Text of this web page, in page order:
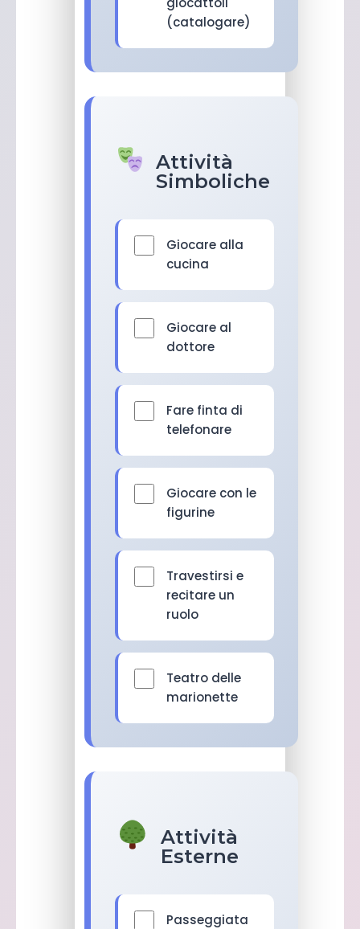
(catalogare)
Attività
Simboliche
Giocare alla
cucina
Giocare al
dottore
Fare finta di
telefonare
Giocare con le
figurine
Travestirsi e
recitare un
ruolo
Teatro delle
marionette
Attività
Esterne
Passeggiata